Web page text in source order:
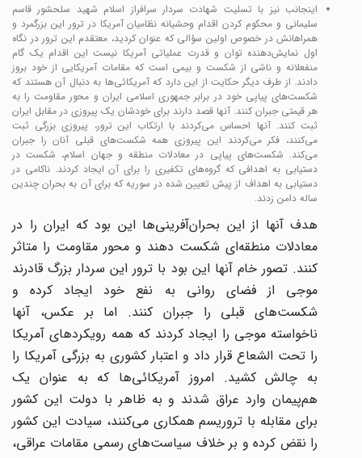
اینجانب نیز با تسلیت شهادت سردار سرافراز اسلام شهید سلحشور قاسم
سلیمانی و محکوم کردن اقدام وحشیانه نظامیان آمریکا در ترور این بزرگمرد و
همراهانش در خصوص اولین سؤالی که عنوان کردید، معتقدم این ترور در نگاه
اول نمایش‌دهنده توان و قدرت عملیاتی آمریکا نیست این اقدام یک گام
منفعلانه و ناشی از شکست و بیمی است که مقامات آمریکایی از خود بروز
دادند. از طرف دیگر حکایت از این دارد که آمریکائی‌ها به دنبال آن هستند که
شکست‌های پیاپی خود در برابر جمهوری اسلامی ایران و محور مقاومت را به
هر قیمتی جبران کنند. آنها قصد دارند برای خودشان یک پیروزی در مقابل ایران
ثبت کنند. آنها احساس می‌کردند با ارتکاب این ترور، پیروزی بزرگی ثبت
می‌کنند، فکر می‌کردند این پیروزی همه شکست‌های قبلی آنان را جبران
می‌کند. شکست‌های پیاپی در معادلات منطقه و جهان اسلام، شکست در
دستیابی به اهدافی که گروه‌های تکفیری را برای آن ایجاد کردند. ناکامی در
دستیابی به اهداف از پیش تعیین شده در سوریه که برای آن به بحران چندین
ساله دامن زدند.
هدف آنها از این بحران‌آفرینی‌ها این بود که ایران را در
معادلات منطقه‌ای شکست دهند و محور مقاومت را متاثر
کنند. تصور خام آنها این بود با ترور این سردار بزرگ قادرند
موجی از فضای روانی به نفع خود ایجاد کرده و
شکست‌های قبلی را جبران کنند. اما بر عکس، آنها
ناخواسته موجی را ایجاد کردند که همه رویکردهای آمریکا
را تحت الشعاع قرار داد و اعتبار کشوری به بزرگی آمریکا را
به چالش کشید. امروز آمریکائی‌ها که به عنوان یک
هم‌پیمان وارد عراق شدند و به ظاهر با دولت این کشور
برای مقابله با تروریسم همکاری می‌کنند، سیادت این کشور
را نقض کرده و بر خلاف سیاست‌های رسمی مقامات عراقی،